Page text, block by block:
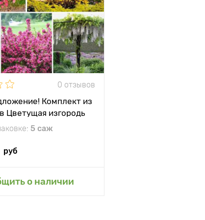
0 отзывов
Комплект из
Цветущая изгородь
5 саж
руб
о наличии
150 - 200 см
солнце, полутень
минус 29°С
в мой сад